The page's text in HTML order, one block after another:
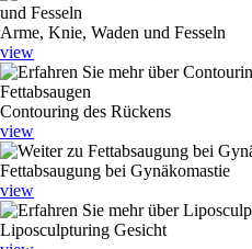
Arme, Knie, Waden und Fesseln
view
Contouring des Rückens
view
Fettabsaugung bei Gynäkomastie
view
Liposculpturing Gesicht